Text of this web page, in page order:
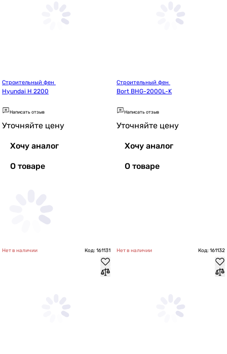
Hyundai H 2200
Написать отзыв
Уточняйте цену
Хочу аналог
О товаре
Bort BHG-2000L-K
Написать отзыв
Уточняйте цену
Хочу аналог
О товаре
Нет в наличии Код: 161131 Нет в наличии Код: 161132